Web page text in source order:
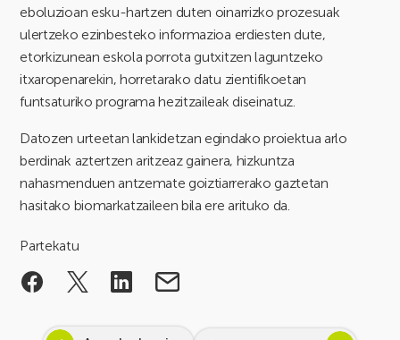
eboluzioan esku-hartzen duten oinarrizko prozesuak
ulertzeko ezinbesteko informazioa erdiesten dute,
etorkizunean eskola porrota gutxitzen laguntzeko
itxaropenarekin, horretarako datu zientifikoetan
funtsaturiko programa hezitzaileak diseinatuz.
Datozen urteetan lankidetzan egindako proiektua arlo
berdinak aztertzen aritzeaz gainera, hizkuntza
nahasmenduen antzemate goiztiarrerako gaztetan
hasitako biomarkatzaileen bila ere arituko da.
Partekatu